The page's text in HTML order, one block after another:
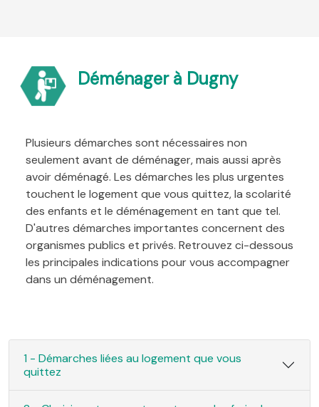
Déménager à Dugny
Plusieurs démarches sont nécessaires non
seulement avant de déménager, mais aussi après
avoir déménagé. Les démarches les plus urgentes
touchent le logement que vous quittez, la scolarité
des enfants et le déménagement en tant que tel.
D'autres démarches importantes concernent des
organismes publics et privés. Retrouvez ci-dessous
les principales indications pour vous accompagner
dans un déménagement.
1 - Démarches liées au logement que vous
quittez